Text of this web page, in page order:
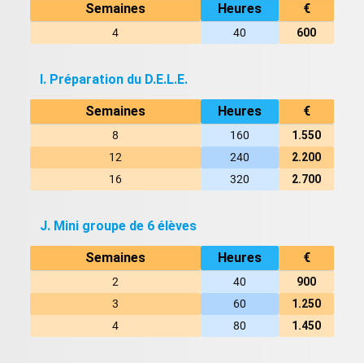
Semaines Heures €
4 40 600
I. Préparation du D.E.L.E.
Semaines Heures €
8 160
1.550
12
240
2.200
16
320 2.700
J. Mini groupe de 6 élèves
Semaines Heures €
2 40
900
3
60
1.250
4
80 1.450